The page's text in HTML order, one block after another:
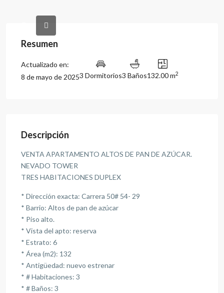
Resumen
Actualizado en:
8 de mayo de 20253 Dormitorios3 Baños132.00 m2
Descripción
VENTA APARTAMENTO ALTOS DE PAN DE AZÚCAR.
NEVADO TOWER
TRES HABITACIONES DUPLEX
* Dirección exacta: Carrera 50# 54- 29
* Barrio: Altos de pan de azúcar
* Piso alto.
* Vista del apto: reserva
* Estrato: 6
* Área (m2): 132
* Antigüedad: nuevo estrenar
* # Habitaciones: 3
* # Baños: 3